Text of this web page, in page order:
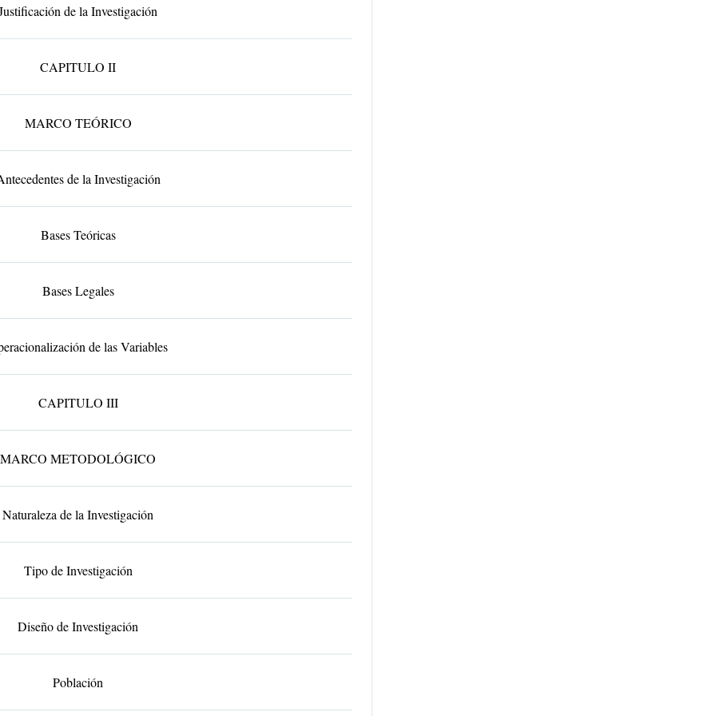
de la Investigación
CAPITULO II
MARCO TEÓRICO
de la Investigación
Bases Teóricas
Bases Legales
de las Variables
CAPITULO III
MARCO METODOLÓGICO
Naturaleza de la Investigación
Tipo de Investigación
Diseño de Investigación
Población